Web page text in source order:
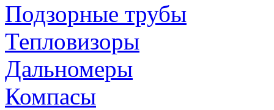
Подзорные трубы
Тепловизоры
Дальномеры
Компасы